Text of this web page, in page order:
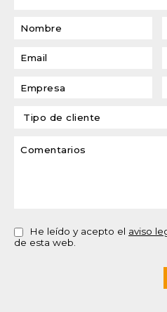
He leído y acepto el aviso
de esta web.